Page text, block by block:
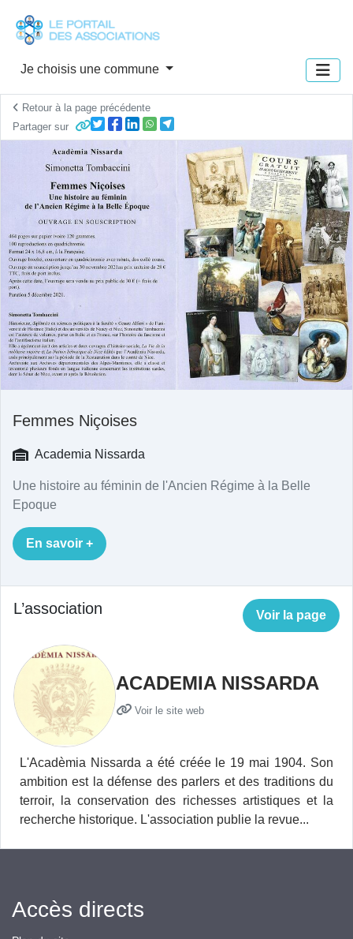
Je choisis une commune
Retour à la page précédente
Partager sur
Femmes Niçoises
Academia Nissarda
Une histoire au féminin de l'Ancien Régime à la Belle
Epoque
En savoir +
L’association Voir la page
ACADEMIA NISSARDA
Voir le site web
L'Acadèmia Nissarda a été créée le 19 mai 1904. Son
ambition est la défense des parlers et des traditions du
terroir, la conservation des richesses artistiques et la
recherche historique. L'association publie la revue...
Accès directs